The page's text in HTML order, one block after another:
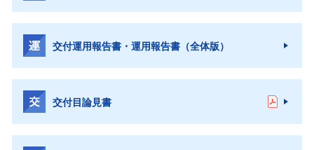
交付運用報告書・運用報告書（全体版）
交付目論見書